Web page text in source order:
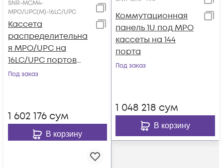
SNR-MCM4-
MPO/UPC(M)-16LC/UPC
Кассета
распределительна
я MPO/UPC на
16LC/UPC портов
MM (OM4) для SNR-
Под заказ
1 602 176 сум
В корзину
Коммутационная
панель 1U под MPO
кассеты на 144
порта
Под заказ
1 048 218 сум
В корзину